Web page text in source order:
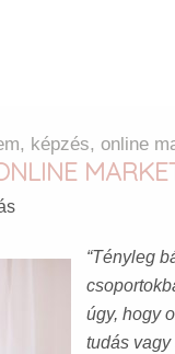
, képzés, online
“Tényleg
úgy, hogy
tudás